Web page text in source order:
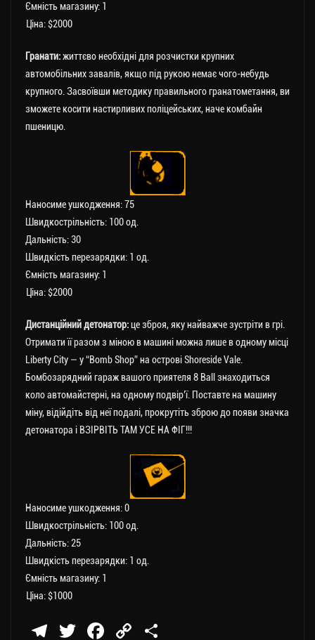
Ємність магазину: 1
Ціна: $2000
Гранати:життєво необхідні для розчистки крупних
автомобільних завалів, якщо під рукою немає чого-небудь
крупного. Засвоївши методику правильного гранатометання, ви
зможете косити настирливих поліцейських, наче комбайн
пшеницю.
Наносиме ушкодження: 75
Швидкострільність: 100 од.
Дальність: 30
Швидкість перезарядки: 1 од.
Ємність магазину: 1
Ціна: $2000
Дистанційний детонатор:це зброя, яку найважче зустріти в грі.
Отримати її разом з міною в машині можна лише в одному місці
Liberty City — у “Bomb Shop” на острові Shoreside Vale.
Бомбозарядний гараж вашого приятеля 8 Ball знаходиться
коло автомайстерні, на одному подвір’ї. Поставте на машину
міну, відійдіть від неї подалі, прокрутіть зброю до появи значка
детонатора і ВЗІРВІТЬ ТАМ УСЕ НА ФІГ!!!
Наносиме ушкодження: 0
Швидкострільність: 100 од.
Дальність: 25
Швидкість перезарядки: 1 од.
Ємність магазину: 1
Ціна: $1000
Te
T
Fa
C